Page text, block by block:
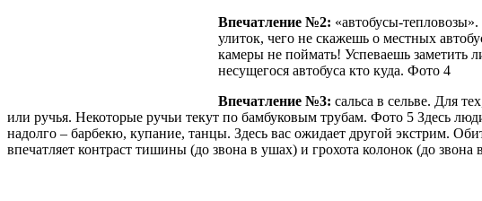
Впечатление №2: «автобусы-
улиток, чего не скажешь о местных
камеры не поймать! Успеваешь заметить
несущегося автобуса кто куда. Фото 4
Впечатление №3: сальса в сельве. Для
или ручья. Некоторые ручьи текут по бамбуковым трубам. Фото 5 Здесь
надолго – барбекю, купание, танцы. Здесь вас ожидает другой экстрим.
впечатляет контраст тишины (до звона в ушах) и грохота колонок (до звона